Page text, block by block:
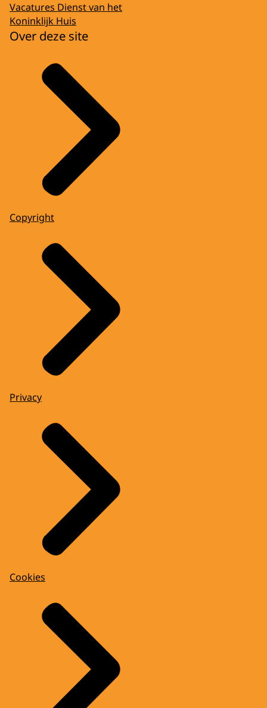
Vacatures Dienst van het
Koninklijk Huis
Over deze site
Copyright
Privacy
Cookies